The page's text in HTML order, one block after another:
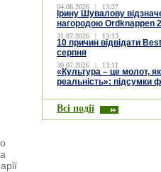
04.08.2026 | 13:27
Ірину Шувалову
нагородою Ordknappen
31.07.2026 | 13:13
10 причин відвідати
серпня
30.07.2026 | 13:11
«Культура – це молот,
реальність»: підсумки
Всі події